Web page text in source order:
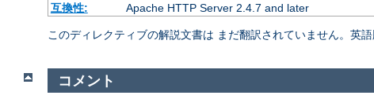
互換性:
Apache HTTP Server 2.4.7 and later
このディレクティブの解説文書は まだ翻訳されていません。英語
コメント